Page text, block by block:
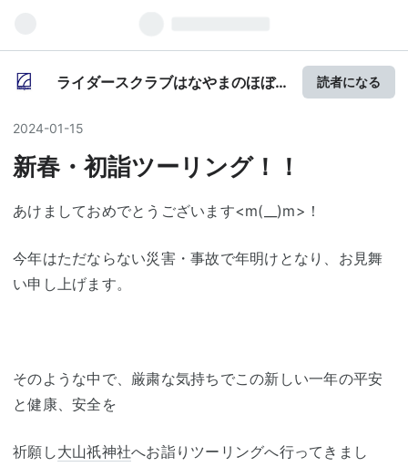
ライダースクラブはなやまのほぼ
読者になる
2024-01-15
新春・初詣ツーリング！！
あけましておめでとうございます<m(__)m>！
今年はただならない災害・事故で年明けとなり、お見舞
い申し上げます。
そのような中で、厳粛な気持ちでこの新しい一年の平安
と健康、安全を
祈願し大山祇神社へお詣りツーリングへ行ってきまし